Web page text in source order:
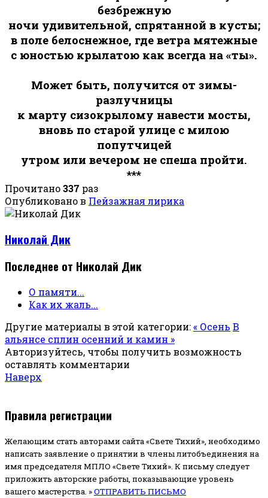
безбрежную
ночи удивительной, спрятанной в кусты;
в поле белоснежное, где ветра мятежные
с юностью крылатою как всегда на «ты».
Может быть, получится от зимы-
разлучницы
к марту сизокрылому навести мосты,
вновь по старой улице с милою
попутчицей
утром или вечером не спеша пройти.
***
Прочитано337 раз
Опубликовано в Пейзажная лирика
Николай Дик
Последнее от Николай Дик
О памяти...
Как их жаль...
Другие материалы в этой категории:« Осень В
альянсе сплин осенний и камин »
Авторизуйтесь, чтобы получить возможность
оставлять комментарии
Наверх
Правила регистрации
Желающим стать авторами сайта «Свете Тихий», необходимо
написать заявление о принятии в члены литобъединения на
имя председателя МПЛО «Свете Тихий». К письму следует
приложить авторские работы, показывающие уровень
вашего мастерства. »ОТПРАВИТЬ ПИСЬМО